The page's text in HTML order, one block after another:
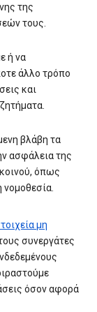
της
τους.
ή να
άλλο τρόπο
και
βλάβη τα
ασφάλεια της
όπως
νομοθεσία.
μη
συνεργάτες
όσον αφορά